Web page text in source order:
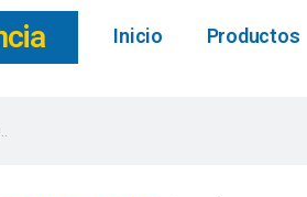
Inicio Productos